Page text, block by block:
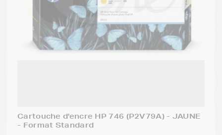
Cartouche d'encre HP 746 (P2V79A) - JAUNE
- Format Standard